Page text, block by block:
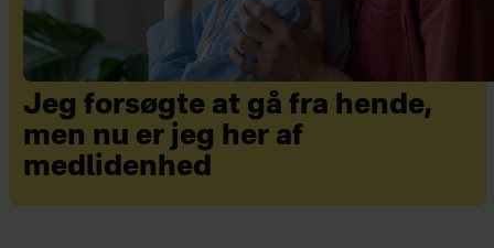
Jeg forsøgte at gå fra hende,
men nu er jeg her af
medlidenhed